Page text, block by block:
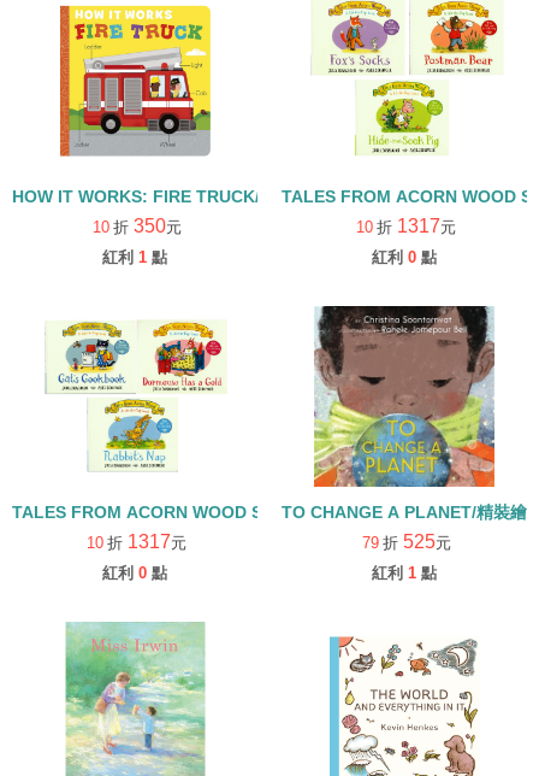
HOW IT WORKS: FIRE TRUCK/硬頁書
10 折 350元
紅利 1 點
TALES FROM ACORN WOOD
10 折 1317元
紅利 0 點
TALES FROM ACORN WOOD STORY COLLECTION 生活日常組/
10 折 1317元
紅利 0 點
TO CHANGE A PLANET/精裝繪
79 折 525元
紅利 1 點